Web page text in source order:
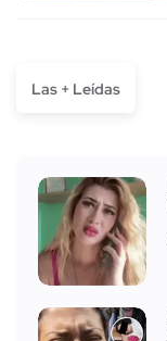
Las + Leídas